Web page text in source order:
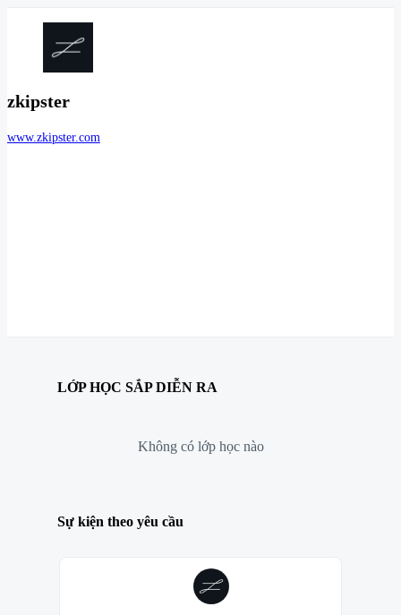
zkipster
www.zkipster.com
LỚP HỌC SẮP DIỄN RA
Không có lớp học nào
Sự kiện theo yêu cầu